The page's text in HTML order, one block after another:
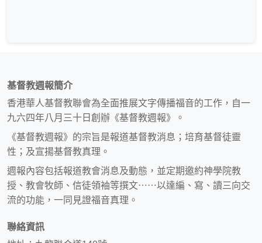
基督教週報簡介
香港華人基督教聯會為全面推展文字傳播福音的工作，自一
九六四年八月三十日創辦《基督教週報》。
《基督教週報》的宗旨是報道基督教消息；培育基督徒靈
性；及宣揚基督教真理。
週報內容包括報道教會消息及動態，並定期邀約神學院教
授、教會牧師、信徒領袖等撰文⋯⋯以達編、寫、讀三向交
流的功能，一同見證福音真理。
聯絡資訊